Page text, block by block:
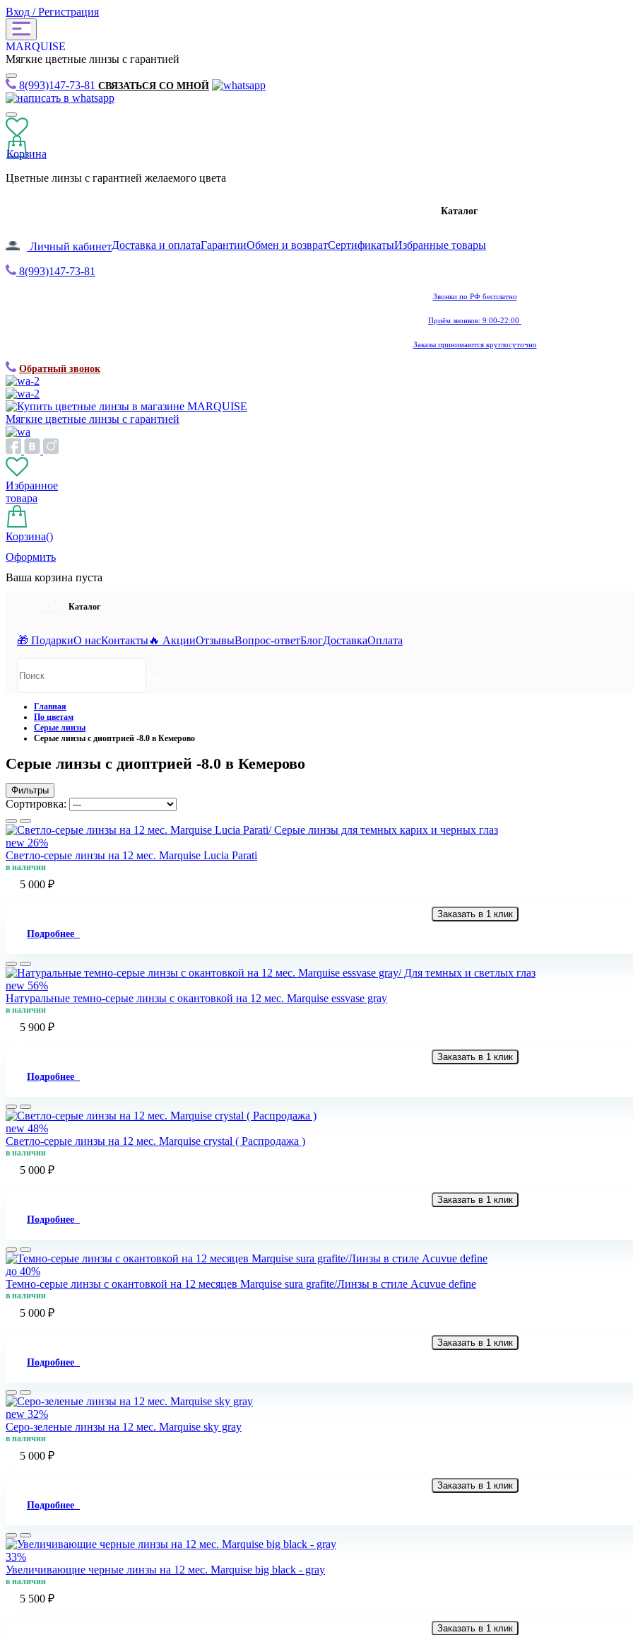
Вход / Регистрация
MARQUISE
Мягкие цветные линзы с гарантией
8(993)147-73-81 СВЯЗАТЬСЯ СО МНОЙ
Корзина
Цветные линзы с гарантией желаемого цвета
Каталог
Личный кабинетДоставка и оплатаГарантииОбмен и возвратСертификатыИзбранные товары
8(993)147-73-81
Звонки по РФ бесплатно
Приём звонков: 9:00-22:00
Заказы принимаются круглосуточно
Обратный звонок
Мягкие цветные линзы с гарантией
Избранное
товара
Корзина()
Оформить
Ваша корзина пуста
Каталог
🎁 ПодаркиО насКонтакты🔥 АкцииОтзывыВопрос-ответБлогДоставкаОплата
Главная
По цветам
Серые линзы
Серые линзы с диоптрией -8.0 в Кемерово
Серые линзы с диоптрией -8.0 в Кемерово
Фильтры
Сортировка:
new 26%
Светло-серые линзы на 12 мес. Marquise Lucia Parati
в наличии
5 000 ₽
Заказать в 1 клик
Подробнее
new 56%
Натуральные темно-серые линзы c окантовкой на 12 мес. Marquise essvase gray
в наличии
5 900 ₽
Заказать в 1 клик
Подробнее
new 48%
Светло-серые линзы на 12 мес. Marquise crystal ( Распродажа )
в наличии
5 000 ₽
Заказать в 1 клик
Подробнее
до 40%
Темно-серые линзы с окантовкой на 12 месяцев Marquise sura grafite/Линзы в стиле Acuvue define
в наличии
5 000 ₽
Заказать в 1 клик
Подробнее
new 32%
Серо-зеленые линзы на 12 мес. Marquise sky gray
в наличии
5 000 ₽
Заказать в 1 клик
Подробнее
33%
Увеличивающие черные линзы на 12 мес. Marquise big black - gray
в наличии
5 500 ₽
Заказать в 1 клик